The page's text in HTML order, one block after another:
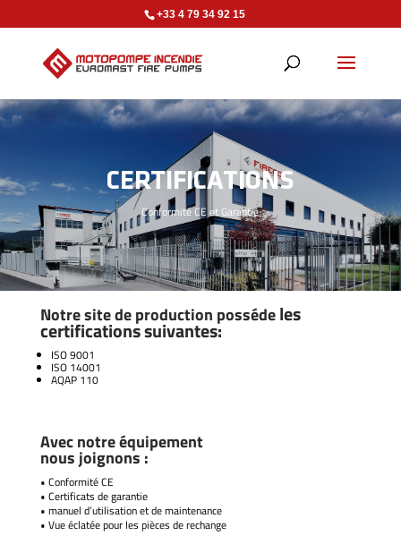
+33 4 79 34 92 15
CERTIFICATIONS
Conformité CE et Garantie
Notre site de production possédeles
certifications suivantes:
ISO 9001
ISO 14001
AQAP 110
Avec notre équipement
nous joignons :
• Conformité CE
• Certificats de garantie
• manuel d’utilisation et de maintenance
• Vue éclatée pour les pièces de rechange